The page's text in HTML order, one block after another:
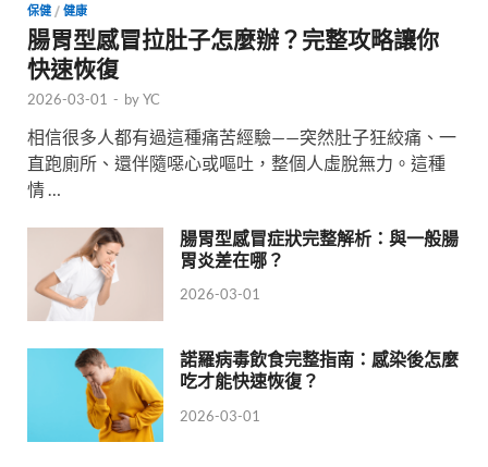
保健 / 健康
腸胃型感冒拉肚子怎麼辦？完整攻略讓你
快速恢復
2026-03-01 - byYC
相信很多人都有過這種痛苦經驗——突然肚子狂絞痛、一
直跑廁所、還伴隨噁心或嘔吐，整個人虛脫無力。這種
情 …
腸胃型感冒症狀完整解析：與一般腸
胃炎差在哪？
2026-03-01
諾羅病毒飲食完整指南：感染後怎麼
吃才能快速恢復？
2026-03-01